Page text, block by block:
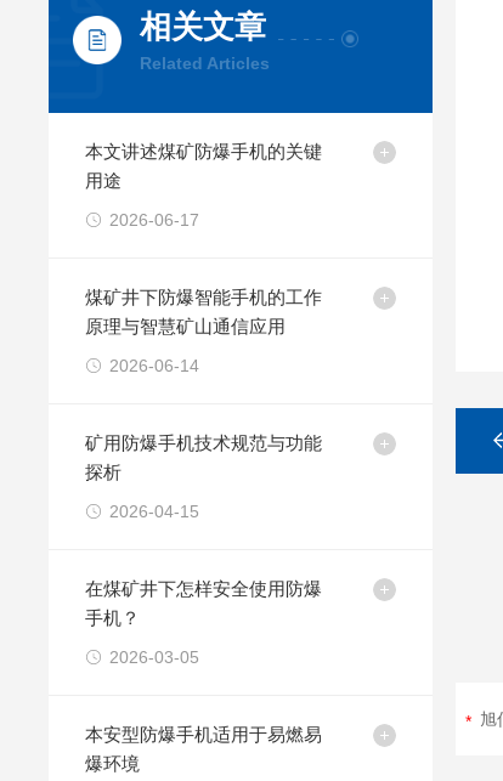
相关文章
Related Articles
本文讲述煤矿防爆手机的关键
用途
2026-06-17
煤矿井下防爆智能手机的工作
原理与智慧矿山通信应用
2026-06-14
矿用防爆手机技术规范与功能
探析
2026-04-15
在煤矿井下怎样安全使用防爆
手机？
2026-03-05
本安型防爆手机适用于易燃易
爆环境